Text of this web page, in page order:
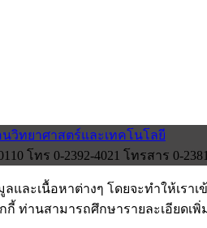
วิทยาศาสตร์และเทคโนโลยี
ทร 0-2392-4021 โทรสาร 0-2381-
ละเนื้อหาต่างๆ โดยจะทำให้เรา
ท่านสามารถศึกษารายละเอียด